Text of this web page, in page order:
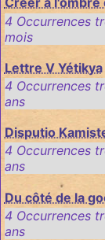
4 Occurrences
mois
Lettre V Yétikya
4 Occurrences
ans
Disputio
4 Occurrences
ans
Du côté de la
4 Occurrences
ans